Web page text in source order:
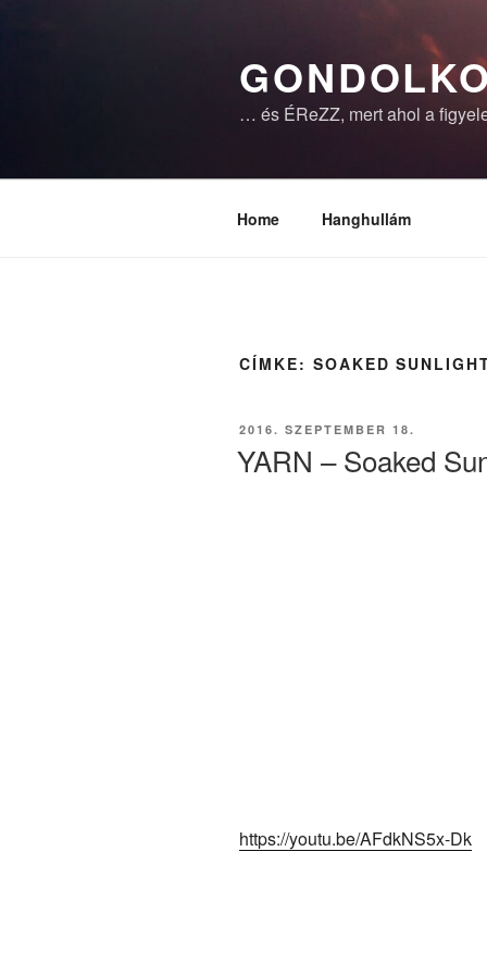
… és ÉReZZ, mert ahol a
Home Hanghullám
CÍMKE: SOAKED
BEKÜLDVE:
2016. SZEPTEMBER 18.
YARN – Soaked
https://youtu.be/AFdkNS5x-Dk